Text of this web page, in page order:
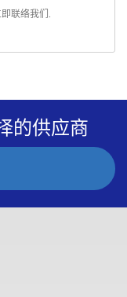
即联络我们
的供应商